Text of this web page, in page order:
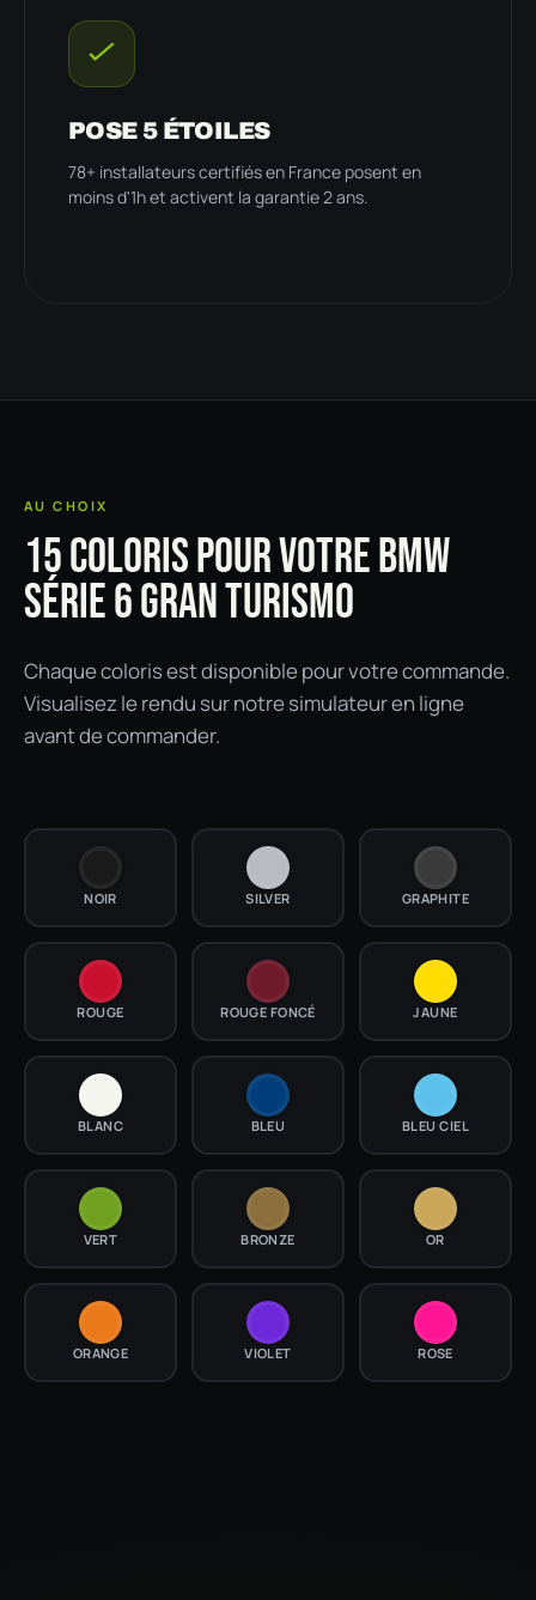
POSE 5 ÉTOILES
78+ installateurs certifiés en France posent en
moins d'1h et activent la garantie 2 ans.
AU CHOIX
15 COLORIS POUR VOTRE BMW
SÉRIE 6 GRAN TURISMO
Chaque coloris est disponible pour votre commande.
Visualisez le rendu sur notre simulateur en ligne
avant de commander.
NOIR SILVER GRAPHITE
ROUGE ROUGE FONCÉ JAUNE
BLANC BLEU BLEU CIEL
VERT BRONZE OR
ORANGE VIOLET ROSE